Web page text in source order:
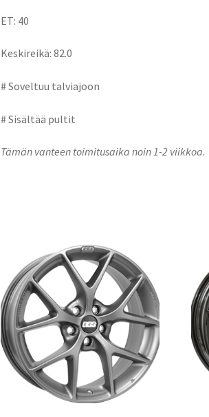
ET: 40
Keskireikä: 82.0
# Soveltuu talviajoon
# Sisältää pultit
Tämän vanteen toimitusaika noin 1-2 viikkoa.